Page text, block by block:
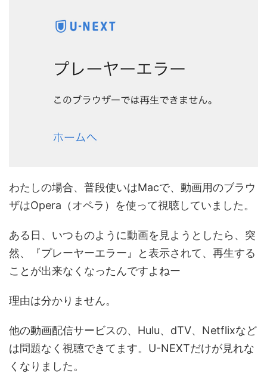
わたしの場合、普段使いはMacで、動画用のブラウ
ザはOpera（オペラ）を使って視聴していました。
ある日、いつものように動画を見ようとしたら、突
然、
『プレーヤーエラー』
と表示されて、再生する
ことが出来なくなったんですよねー
理由は分かりません。
他の動画配信サービスの、Hulu、dTV、Netflixなど
は問題なく視聴できてます。U-NEXTだけが見れな
くなりました。